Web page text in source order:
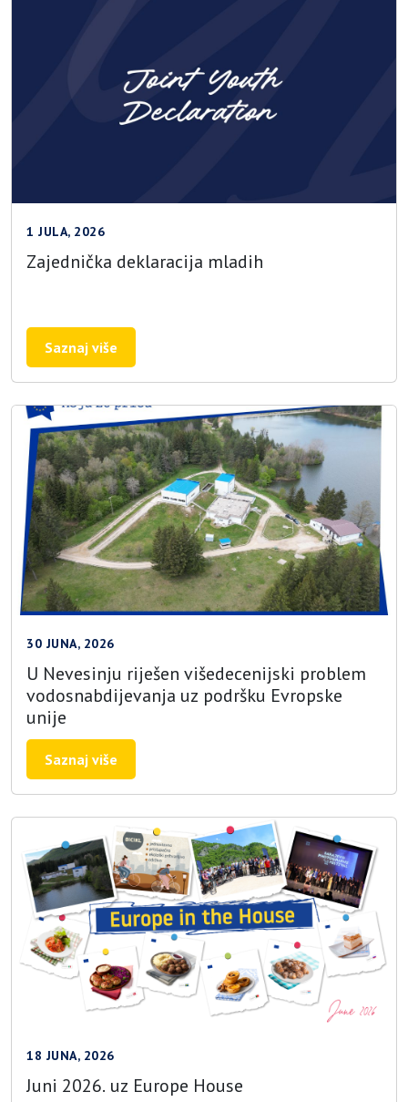
1 JULA, 2026
Zajednička deklaracija mladih
Saznaj više
30 JUNA, 2026
U Nevesinju riješen višedecenijski problem
vodosnabdijevanja uz podršku Evropske
unije
Saznaj više
18 JUNA, 2026
Juni 2026. uz Europe House